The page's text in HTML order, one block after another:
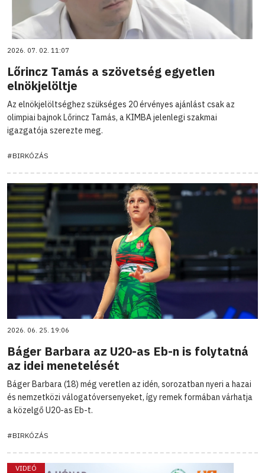
2026. 07. 02. 11:07
Lőrincz Tamás a szövetség egyetlen
elnökjelöltje
Az elnökjelöltséghez szükséges 20 érvényes ajánlást csak az
olimpiai bajnok Lőrincz Tamás, a KIMBA jelenlegi szakmai
igazgatója szerezte meg.
#BIRKÓZÁS
2026. 06. 25. 19:06
Báger Barbara az U20-as Eb-n is folytatná
az idei menetelését
Báger Barbara (18) még veretlen az idén, sorozatban nyeri a hazai
és nemzetközi válogatóversenyeket, így remek formában várhatja
a közelgő U20-as Eb-t.
#BIRKÓZÁS
VIDEÓ